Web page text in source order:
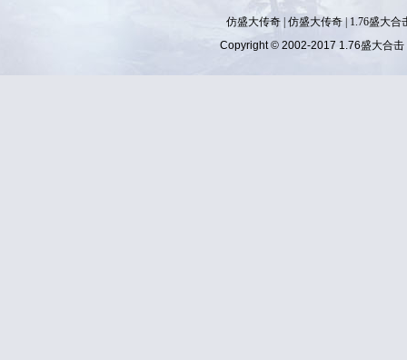
仿盛大传奇| 仿盛大传奇|
1.76盛大合
Copyright © 2002-2017 1.76盛大合击